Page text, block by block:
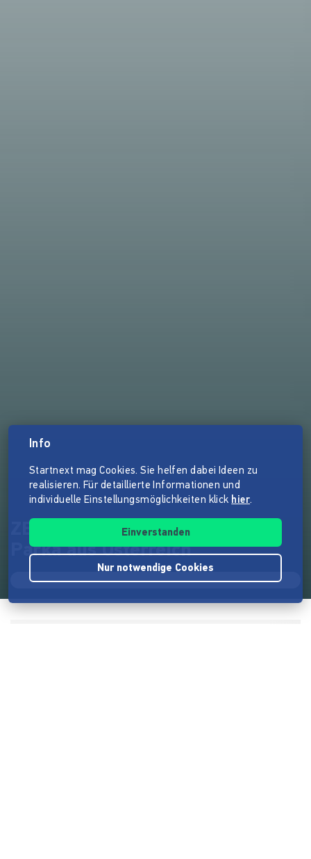
ZERUM | Inuk - der faire Bio-
Parka aus Österreich
Info
Startnext mag Cookies. Sie helfen dabei Ideen zu
realisieren. Für detaillierte Informationen und
individuelle Einstellungsmöglichkeiten klick hier.
Einverstanden
Nur notwendige Cookies